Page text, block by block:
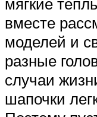
вместе
моделей и
разные
случаи
шапочки